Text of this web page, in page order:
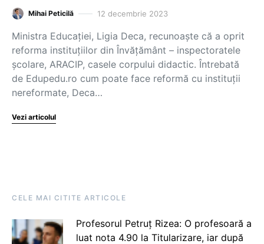
Mihai Peticilă 12 decembrie 2023
Ministra Educației, Ligia Deca, recunoaște că a oprit
reforma instituțiilor din Învățământ – inspectoratele
școlare, ARACIP, casele corpului didactic. Întrebată
de Edupedu.ro cum poate face reformă cu instituții
nereformate, Deca…
Vezi articolul
CELE MAI CITITE ARTICOLE
Profesorul Petruț Rizea: O profesoară a
luat nota 4.90 la Titularizare, iar după